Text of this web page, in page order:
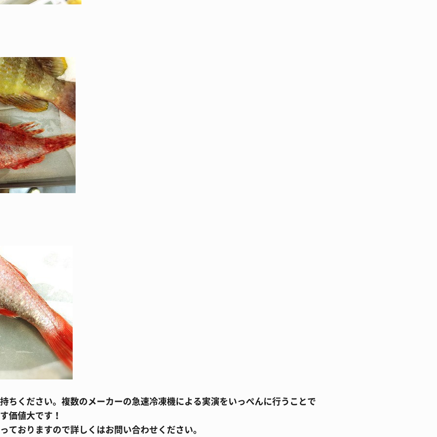
ちください。複数のメーカーの急速冷凍機による実演をいっぺんに行うことで
価値大です！
ておりますので詳しくはお問い合わせください。